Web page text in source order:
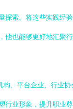
索。将这些实践经
也能够更好地汇聚
、平台企业、行业
业形象，提升职业